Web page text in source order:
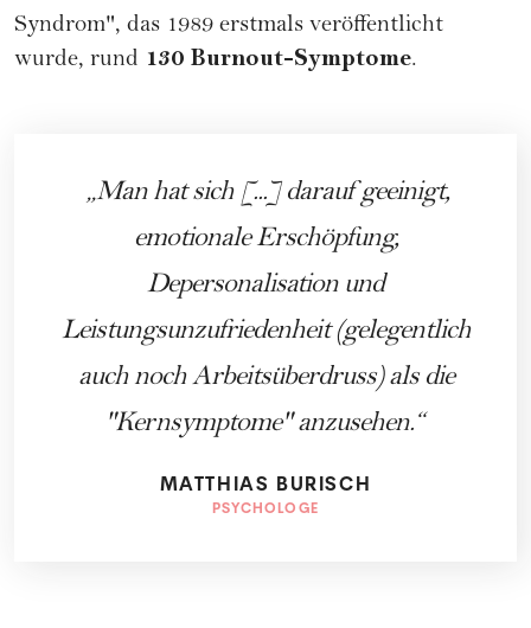
Syndrom", das 1989 erstmals veröffentlicht
wurde, rund 130 Burnout-Symptome.
Man hat sich [...] darauf geeinigt,
emotionale Erschöpfung,
Depersonalisation und
Leistungsunzufriedenheit (gelegentlich
auch noch Arbeitsüberdruss) als die
"Kernsymptome" anzusehen.
MATTHIAS BURISCH
PSYCHOLOGE